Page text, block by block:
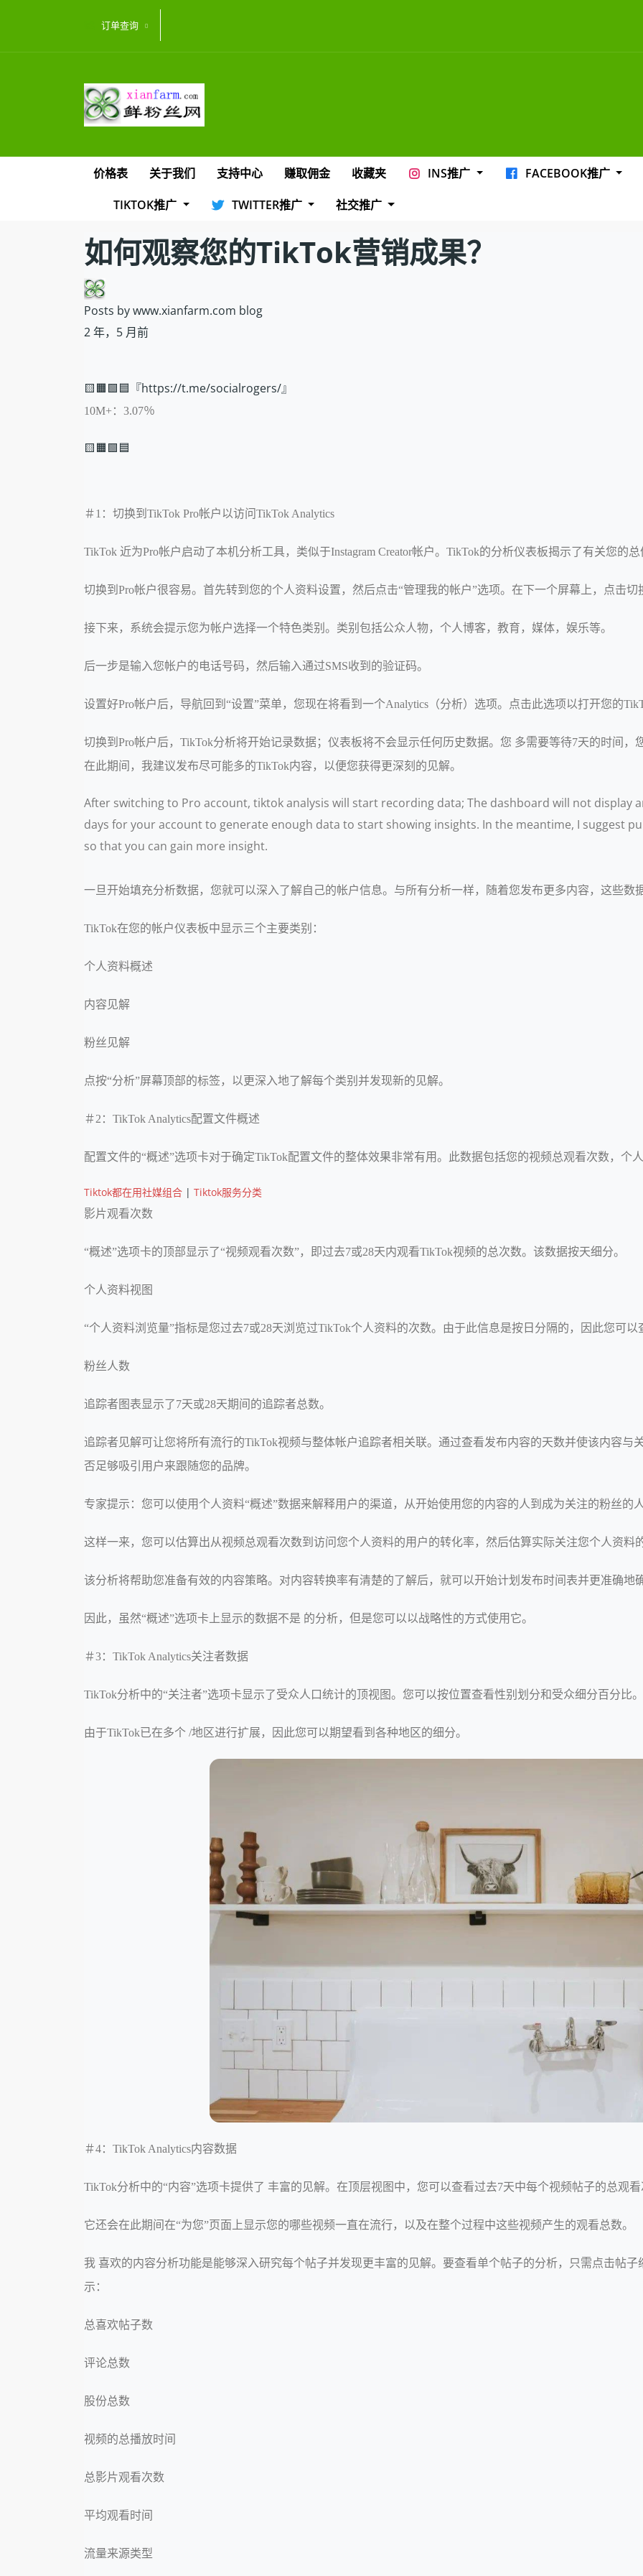
订单查询
价格表 关于我们 支持中心 赚取佣金 收藏夹 INS推广
FACEBOOK推广
TIKTOK推广
TWITTER推广 社交推广
如何观察您的TikTok营销成果？
Posts by www.xianfarm.com blog
2 年，5 月前
🟨🟧🟩🟦『https://t.me/socialrogers/』
10M+：3.07％
🟨🟧🟩🟦
＃1：切换到TikTok Pro帐户以访问TikTok Analytics
TikTok 近为Pro帐户启动了本机分析工具，类似于Instagram Creator帐户。TikTok的分析仪表板揭示了有关您的
切换到Pro帐户很容易。首先转到您的个人资料设置，然后点击“管理我的帐户”选项。在下一个屏幕上，点击切
接下来，系统会提示您为帐户选择一个特色类别。类别包括公众人物，个人博客，教育，媒体，娱乐等。
后一步是输入您帐户的电话号码，然后输入通过SMS收到的验证码。
设置好Pro帐户后，导航回到“设置”菜单，您现在将看到一个Analytics（分析）选项。点击此选项以打开您的
切换到Pro帐户后，TikTok分析将开始记录数据；仪表板将不会显示任何历史数据。您 多需要等待7天的时间
在此期间，我建议发布尽可能多的TikTok内容，以便您获得更深刻的见解。
After switching to Pro account, tiktok analysis will start recording data; The dashboard will not display
days for your account to generate enough data to start showing insights. In the meantime, I suggest
so that you can gain more insight.
一旦开始填充分析数据，您就可以深入了解自己的帐户信息。与所有分析一样，随着您发布更多内容，这些数
TikTok在您的帐户仪表板中显示三个主要类别：
个人资料概述
内容见解
粉丝见解
点按“分析”屏幕顶部的标签，以更深入地了解每个类别并发现新的见解。
＃2：TikTok Analytics配置文件概述
配置文件的“概述”选项卡对于确定TikTok配置文件的整体效果非常有用。此数据包括您的视频总观看次数，个
Tiktok都在用社媒组合 | Tiktok服务分类
影片观看次数
“概述”选项卡的顶部显示了“视频观看次数”，即过去7或28天内观看TikTok视频的总次数。该数据按天细分。
个人资料视图
“个人资料浏览量”指标是您过去7或28天浏览过TikTok个人资料的次数。由于此信息是按日分隔的，因此您可
粉丝人数
追踪者图表显示了7天或28天期间的追踪者总数。
追踪者见解可让您将所有流行的TikTok视频与整体帐户追踪者相关联。通过查看发布内容的天数并使该内容与
否足够吸引用户来跟随您的品牌。
专家提示：您可以使用个人资料“概述”数据来解释用户的渠道，从开始使用您的内容的人到成为关注的粉丝的
这样一来，您可以估算出从视频总观看次数到访问您个人资料的用户的转化率，然后估算实际关注您个人资料
该分析将帮助您准备有效的内容策略。对内容转换率有清楚的了解后，就可以开始计划发布时间表并更准确地
因此，虽然“概述”选项卡上显示的数据不是 的分析，但是您可以以战略性的方式使用它。
＃3：TikTok Analytics关注者数据
TikTok分析中的“关注者”选项卡显示了受众人口统计的顶视图。您可以按位置查看性别划分和受众细分百分比。
由于TikTok已在多个 /地区进行扩展，因此您可以期望看到各种地区的细分。
＃4：TikTok Analytics内容数据
TikTok分析中的“内容”选项卡提供了 丰富的见解。在顶层视图中，您可以查看过去7天中每个视频帖子的总观
它还会在此期间在“为您”页面上显示您的哪些视频一直在流行，以及在整个过程中这些视频产生的观看总数。
我 喜欢的内容分析功能是能够深入研究每个帖子并发现更丰富的见解。要查看单个帖子的分析，只需点击帖
示：
总喜欢帖子数
评论总数
股份总数
视频的总播放时间
总影片观看次数
平均观看时间
流量来源类型